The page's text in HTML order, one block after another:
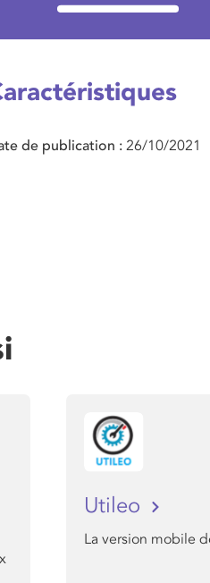
de publication 26/10/2021
Utileo
La version mobile